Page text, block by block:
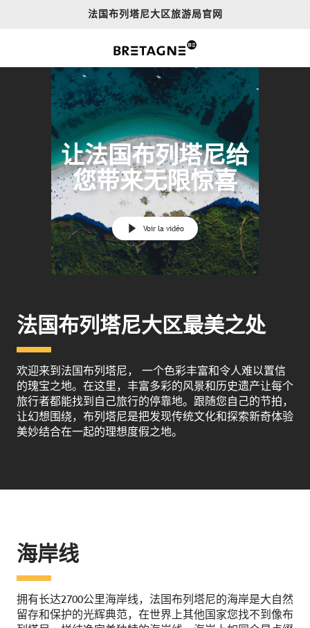
法国布列塔尼大区旅游局官网
让法国布列塔尼给
您带来无限惊喜
Voir la vidéo
法国布列塔尼大区最美之处
欢迎来到法国布列塔尼， 一个色彩丰富和令人难以置信
的瑰宝之地。在这里，丰富多彩的风景和历史遗产让每个
旅行者都能找到自己旅行的停靠地。跟随您自己的节拍，
让幻想围绕，布列塔尼是把发现传统文化和探索新奇体验
美妙结合在一起的理想度假之地。
海岸线
拥有长达2700公里海岸线，法国布列塔尼的海岸是大自然
留存和保护的光辉典范，在世界上其他国家您找不到像布